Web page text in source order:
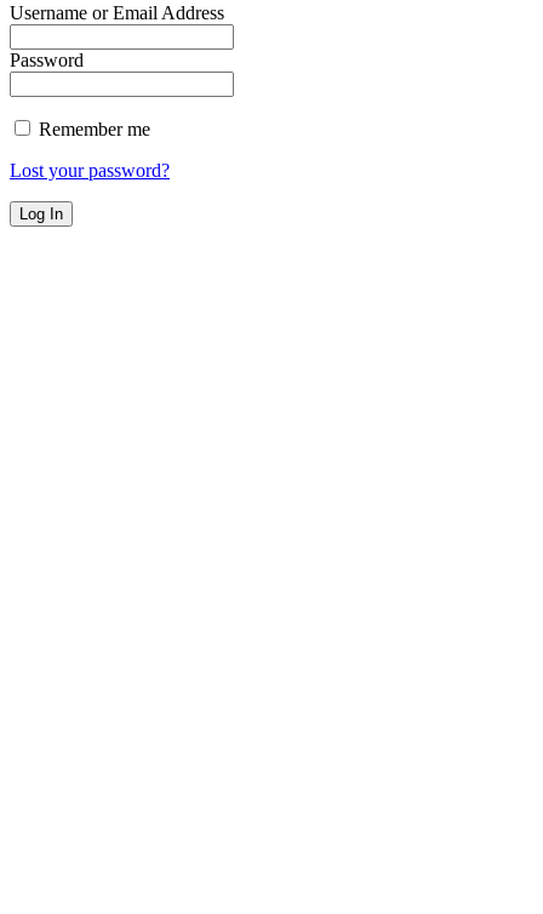
Username or Email Address
Password
Remember me
Lost your password?